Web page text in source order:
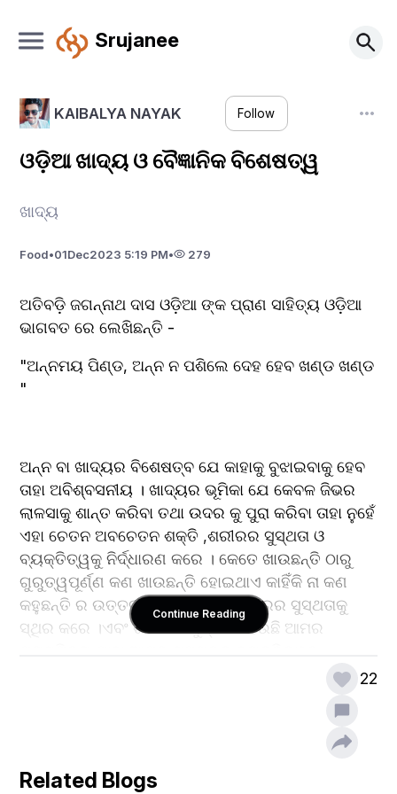
Srujanee
KAIBALYA NAYAK Follow
ଓଡ଼ିଆ ଖାଦ୍ୟ ଓ ବୈଜ୍ଞାନିକ ବିଶେଷତ୍ୱ
ଖାଦ୍ୟ
Food•01Dec2023 5:19 PM• 279
ଅତିବଡ଼ି ଜଗନ୍ନାଥ ଦାସ ଓଡ଼ିଆ ଙ୍କ ପ୍ରାଣ ସାହିତ୍ୟ ଓଡ଼ିଆ
ଭାଗବତ ରେ ଲେଖିଛନ୍ତି -
"ଅନ୍ନମୟ ପିଣ୍ଡ, ଅନ୍ନ ନ ପଶିଲେ ଦେହ ହେବ ଖଣ୍ଡ ଖଣ୍ଡ
"
ଅନ୍ନ ବା ଖାଦ୍ୟର ବିଶେଷତ୍ବ ଯେ କାହାକୁ ବୁଝାଇବାକୁ ହେବ
ତାହା ଅବିଶ୍ବସନୀୟ । ଖାଦ୍ୟର ଭୂମିକା ଯେ କେବଳ ଜିଭର
ଲାଳସାକୁ ଶାନ୍ତ କରିବା ତଥା ଉଦର କୁ ପୁରା କରିବା ତାହା ନୁହେଁ
ଏହା ଚେତନ ଅବଚେତନ ଶକ୍ତି ,ଶରୀରର ସୁସ୍ଥତା ଓ
ବ୍ୟକ୍ତିତ୍ୱକୁ ନିର୍ଦ୍ଧାରଣ କରେ । କେତେ ଖାଉଛନ୍ତି ଠାରୁ
ଗୁରୁତ୍ୱପୂର୍ଣ୍ଣ କଣ ଖାଉଛନ୍ତି ହୋଇଥାଏ କାହିଁକି ନା କଣ
କହୁଛନ୍ତି ର ଉତ୍ତର ଆପଣଙ୍କର ଶରୀରେର ସୁସ୍ଥତାକୁ
ସ୍ଥିର କରେ ।ଏବଂ ଶରୀରର ସୁସ୍ଥତା ହେଉଛି ଆମର
ପ୍ରତ୍ୟେକ ଜାତି ର ଏକ ସ୍ୱତନ୍ତ୍ର ଖାଦ୍ୟ ପ୍ରକାର ଥାଏ
ଯାହାକୁ ନେଇ ସେ ଗର୍ବ କରେ , ନିଜର ପରିଚୟ ଖୋଜି ପାଏ ଓ
Continue Reading
22
Related Blogs